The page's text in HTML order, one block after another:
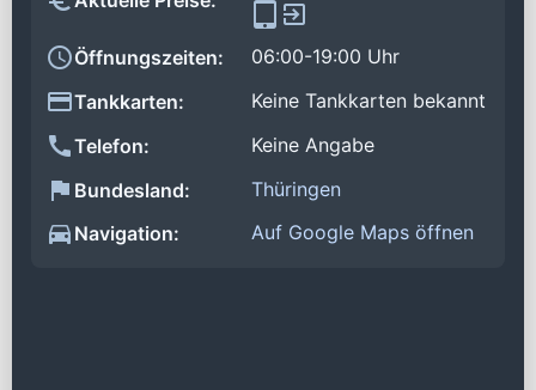
Öffnungszeiten:
06:00-19:00 Uhr
Tankkarten:
Keine Tankkarten bekannt
Telefon:
Keine Angabe
Bundesland:
Thüringen
Navigation:
Auf Google Maps öffnen